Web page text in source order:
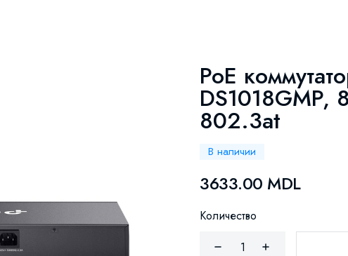
PoE
802.3at
В наличии
3633.00 MDL
Количество